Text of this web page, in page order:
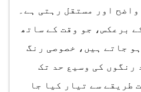
اور مستقل رہتی ہے۔
برعکس، جو وقت کے ساتھ
جاتے ہیں، خصوصی رنگ
رنگوں کی وسیع حد تک
طریقے سے تیار کیا جا